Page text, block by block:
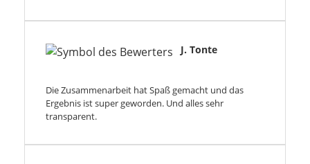
J. Tonte
Die Zusammenarbeit hat Spaß gemacht und das
Ergebnis ist super geworden. Und alles sehr
transparent.